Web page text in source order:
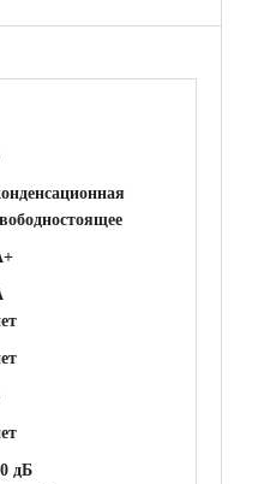
дБ